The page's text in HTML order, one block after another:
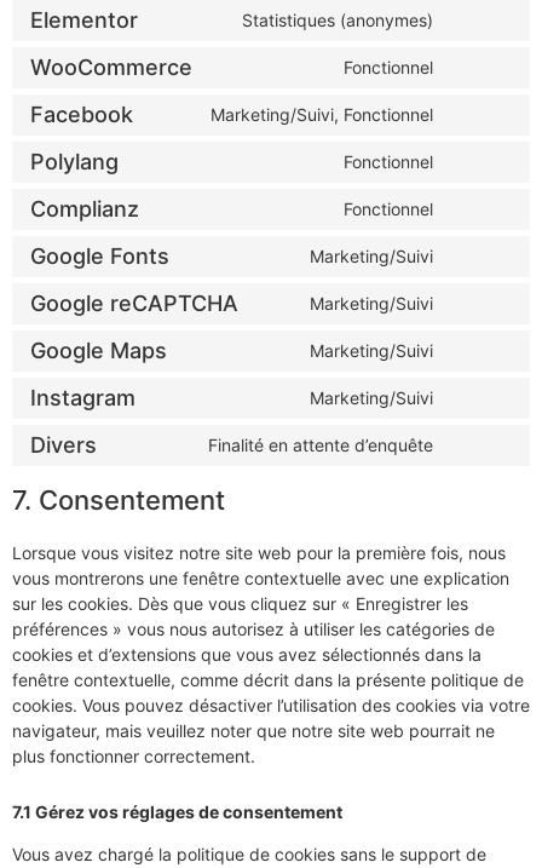
Elementor Statistiques (anonymes)
WooCommerce Fonctionnel
Facebook Marketing/Suivi, Fonctionnel
Polylang Fonctionnel
Complianz Fonctionnel
Google Fonts Marketing/Suivi
Google reCAPTCHA Marketing/Suivi
Google Maps Marketing/Suivi
Instagram Marketing/Suivi
Divers Finalité en attente d’enquête
7. Consentement
Lorsque vous visitez notre site web pour la première fois, nous
vous montrerons une fenêtre contextuelle avec une explication
sur les cookies. Dès que vous cliquez sur « Enregistrer les
préférences » vous nous autorisez à utiliser les catégories de
cookies et d’extensions que vous avez sélectionnés dans la
fenêtre contextuelle, comme décrit dans la présente politique de
cookies. Vous pouvez désactiver l’utilisation des cookies via votre
navigateur, mais veuillez noter que notre site web pourrait ne
plus fonctionner correctement.
7.1 Gérez vos réglages de consentement
Vous avez chargé la politique de cookies sans le support de